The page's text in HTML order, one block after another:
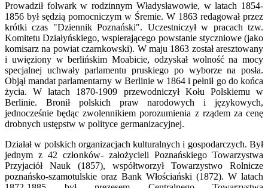
Prowadził folwark w rodzinnym Władysławowie, w latach 1854-
1856 był sędzią pomocniczym w Śremie. W 1863 redagował przez
krótki czas "Dziennik Poznański". Uczestniczył w pracach tzw.
Komitetu Działyńskiego, wspierającego powstanie styczniowe (jako
komisarz na powiat czarnkowski). W maju 1863 został aresztowany
i uwięziony w berlińskim Moabicie, odzyskał wolność na mocy
specjalnej uchwały parlamentu pruskiego po wyborze na posła.
Objął mandat parlamentarny w Berlinie w 1864 i pełnił go do końca
życia. W latach 1870-1909 przewodniczył Kołu Polskiemu w
Berlinie. Bronił polskich praw narodowych i językowych,
jednocześnie będąc zwolennikiem porozumienia z rządem za cenę
drobnych ustępstw w polityce germanizacyjnej.
Działał w polskich organizacjach kulturalnych i gospodarczych. Był
jednym z 42 członków- założycieli Poznańskiego Towarzystwa
Przyjaciół Nauk (1857), współtworzył Towarzystwo Rolnicze
poznańsko-szamotulskie oraz Bank Włościański (1872). W latach